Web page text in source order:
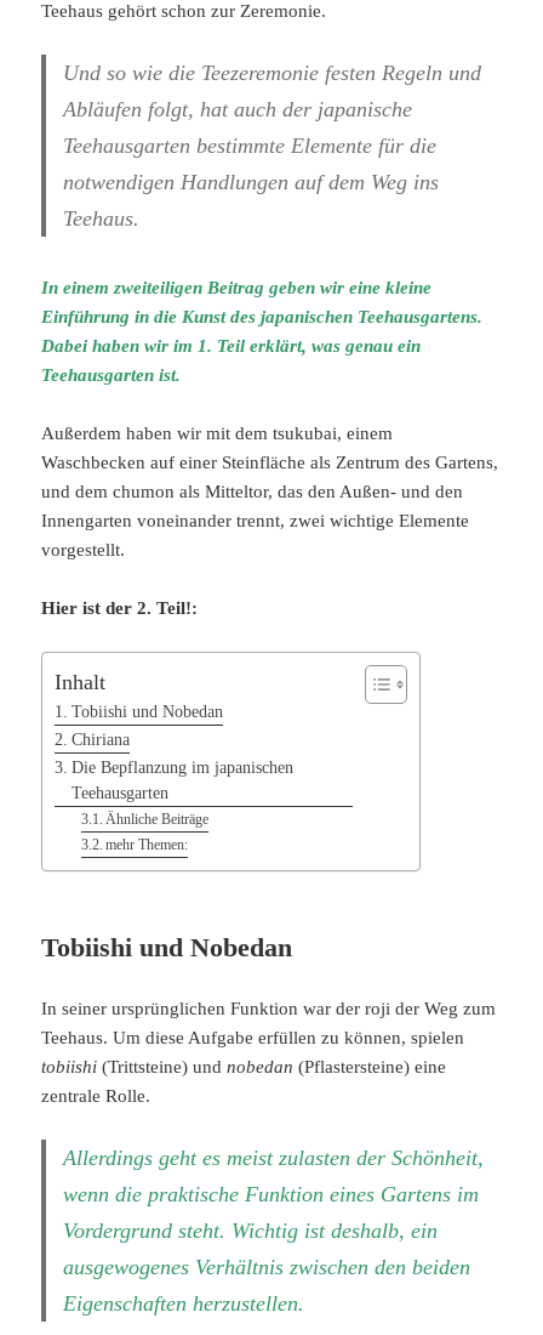
Teehaus gehört schon zur Zeremonie.
Und so wie die Teezeremonie festen Regeln und
Abläufen folgt, hat auch der japanische
Teehausgarten bestimmte Elemente für die
notwendigen Handlungen auf dem Weg ins
Teehaus.
In einem zweiteiligen Beitrag geben wir eine kleine
Einführung in die Kunst des japanischen Teehausgartens.
Dabei haben wir im 1. Teil erklärt, was genau ein
Teehausgarten ist.
Außerdem haben wir mit dem tsukubai, einem
Waschbecken auf einer Steinfläche als Zentrum des Gartens,
und dem chumon als Mitteltor, das den Außen- und den
Innengarten voneinander trennt, zwei wichtige Elemente
vorgestellt.
Hier ist der 2. Teil!:
Inhalt
Tobiishi und Nobedan
Chiriana
Die Bepflanzung im japanischen
Teehausgarten
Ähnliche Beiträge
mehr Themen:
Tobiishi und Nobedan
In seiner ursprünglichen Funktion war der roji der Weg zum
Teehaus. Um diese Aufgabe erfüllen zu können, spielen
tobiishi (Trittsteine) undnobedan (Pflastersteine) eine
zentrale Rolle.
Allerdings geht es meist zulasten der Schönheit,
wenn die praktische Funktion eines Gartens im
Vordergrund steht. Wichtig ist deshalb, ein
ausgewogenes Verhältnis zwischen den beiden
Eigenschaften herzustellen.